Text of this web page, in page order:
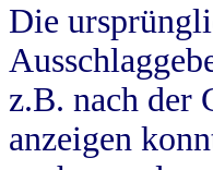
Die
z.B. nach der
anzeigen